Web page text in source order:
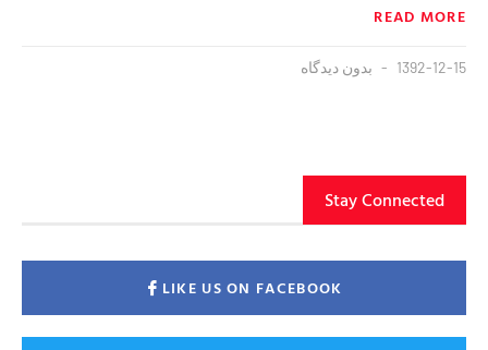
READ MORE
1392-12-15 بدون دیدگاه
Stay Connected
LIKE US ON FACEBOOK